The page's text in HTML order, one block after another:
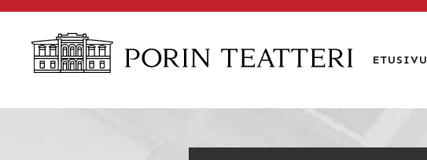
content
ETUSIVU